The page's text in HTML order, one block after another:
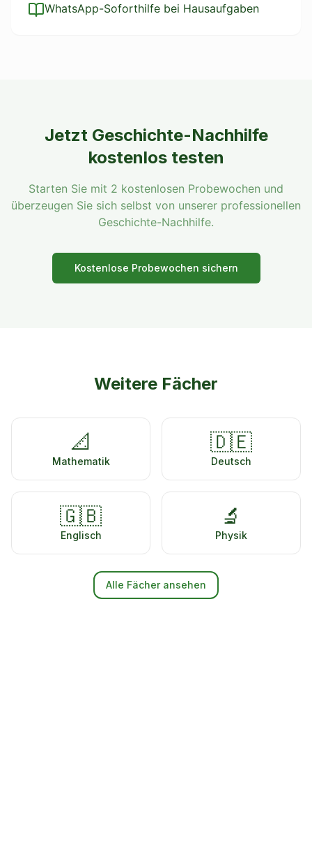
WhatsApp-Soforthilfe bei Hausaufgaben
Jetzt Geschichte-Nachhilfe
kostenlos testen
Starten Sie mit 2 kostenlosen Probewochen und
überzeugen Sie sich selbst von unserer professionellen
Geschichte-Nachhilfe.
Kostenlose Probewochen sichern
Weitere Fächer
📐
Mathematik
🇩🇪
Deutsch
🇬🇧
Englisch
🔬
Physik
Alle Fächer ansehen